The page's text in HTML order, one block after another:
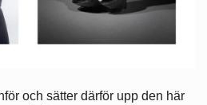
och sätter därför upp den här